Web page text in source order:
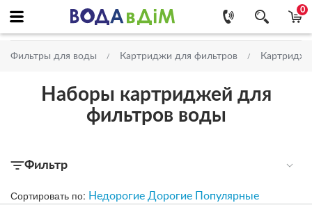
0
Фильтры для воды Картриджи для фильтров
Наборы картриджей для
фильтров воды
Фильтр
Сортировать по: Недорогие Дорогие Популярные